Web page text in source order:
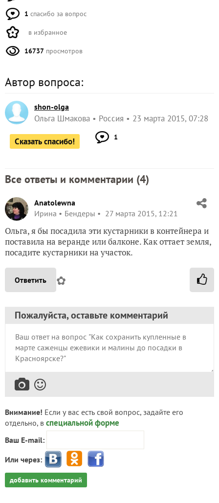
1 спасибо за вопрос
в избранное
16737 просмотров
Автор вопроса:
shon-olga
Ольга Шмакова Россия 23 марта 2015, 07:28
Сказать спасибо! 1
Все ответы и комментарии (4)
Anatolewna
Ирина
Бендеры 27 марта 2015, 12:21
Ольга, я бы посадила эти кустарники в контейнера и
поставила на веранде или балконе. Как оттает земля,
посадите кустарники на участок.
Ответить ✿
Пожалуйста, оставьте комментарий
Внимание! Если у вас есть свой вопрос, задайте его
отдельно, в специальной форме
Ваш E-mail:
Или через:
добавить комментарий